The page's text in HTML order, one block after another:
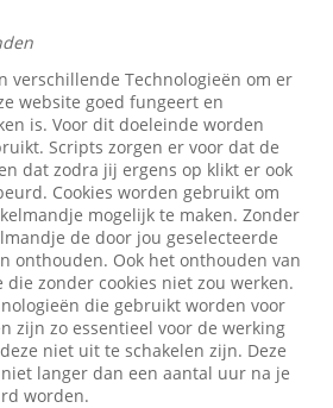
verschillende Technologieën om er
website goed fungeert en
is. Voor dit doeleinde worden
Scripts zorgen er voor dat de
dat zodra jij ergens op klikt er ook
Cookies worden gebruikt om
mogelijk te maken. Zonder
de door jou geselecteerde
onthouden. Ook het onthouden van
zonder cookies niet zou werken.
die gebruikt worden voor
zijn zo essentieel voor de werking
niet uit te schakelen zijn. Deze
langer dan een aantal uur na je
worden.